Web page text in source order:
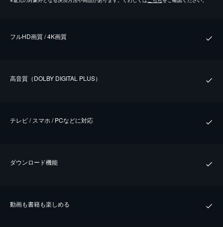
フルHD画質 / 4K画質
⾼⾳質（DOLBY DIGITAL PLUS）
テレビ / スマホ / PCなどに対応
ダウンロード機能
動画も書籍も楽しめる